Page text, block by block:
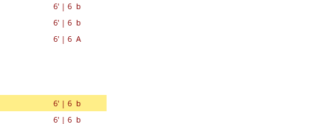
6'| 6 b
6'| 6 b
6'| 6 A
6'| 6 b
6'| 6 b